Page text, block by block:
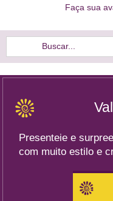
Faça sua
Buscar...
Presenteie e
com muito estilo e